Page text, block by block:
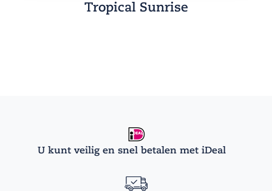
Tropical Sunrise
U kunt veilig en snel betalen met iDeal